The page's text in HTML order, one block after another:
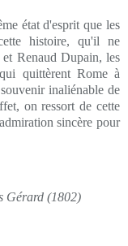
état d'esprit que les
histoire, qu'il ne
Renaud Dupain, les
quittèrent Rome à
inaliénable de
on ressort de cette
sincère pour
Gérard (1802)